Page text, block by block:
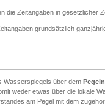
die Zeitangaben in gesetzlicher
grundsätzlich
Wasserspiegels über dem
weder etwas über die lokale
am Pegel mit dem